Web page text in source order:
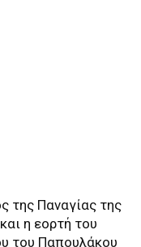
της Παναγίας της
η εορτή του
του Παπουλάκου